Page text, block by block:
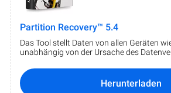
Partition Recovery™ 5.4
Das Tool stellt Daten von allen Geräten
unabhängig von der Ursache des
Herunterladen